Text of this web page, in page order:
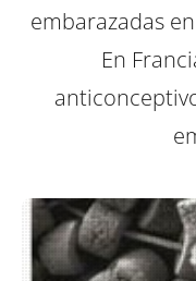
embarazadas
En